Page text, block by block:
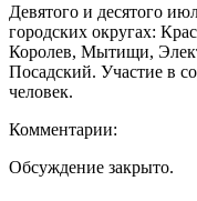
Девятого и десятого
городских округах:
Королев, Мытищи,
Посадский. Участие в
человек.
Комментарии:
Обсуждение закрыто.